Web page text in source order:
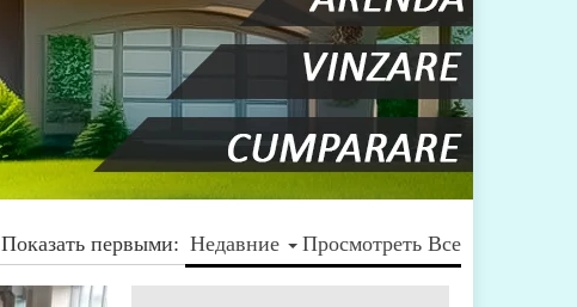
Просмотреть Все
Показать первыми: Недавние